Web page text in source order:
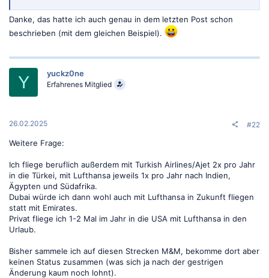
Danke, das hatte ich auch genau in dem letzten Post schon
beschrieben (mit dem gleichen Beispiel).
Y yuckz0ne
Erfahrenes Mitglied
26.02.2025 #22
Weitere Frage:
Ich fliege beruflich außerdem mit Turkish Airlines/Ajet 2x pro Jahr
in die Türkei, mit Lufthansa jeweils 1x pro Jahr nach Indien,
Ägypten und Südafrika.
Dubai würde ich dann wohl auch mit Lufthansa in Zukunft fliegen
statt mit Emirates.
Privat fliege ich 1-2 Mal im Jahr in die USA mit Lufthansa in den
Urlaub.
Bisher sammele ich auf diesen Strecken M&M, bekomme dort aber
keinen Status zusammen (was sich ja nach der gestrigen
Änderung kaum noch lohnt).